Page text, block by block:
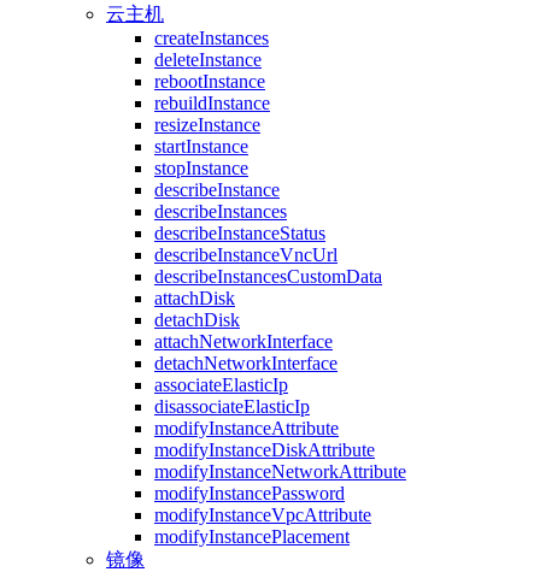
云主机
createInstances
deleteInstance
rebootInstance
rebuildInstance
resizeInstance
startInstance
stopInstance
describeInstance
describeInstances
describeInstanceStatus
describeInstanceVncUrl
describeInstancesCustomData
attachDisk
detachDisk
attachNetworkInterface
detachNetworkInterface
associateElasticIp
disassociateElasticIp
modifyInstanceAttribute
modifyInstanceDiskAttribute
modifyInstanceNetworkAttribute
modifyInstancePassword
modifyInstanceVpcAttribute
modifyInstancePlacement
镜像